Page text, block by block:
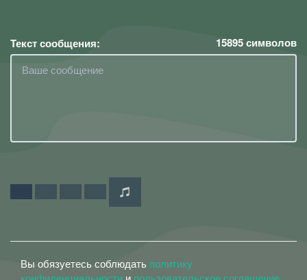
Текст сообщения: 15895символов
Вы обязуетесь соблюдать политику